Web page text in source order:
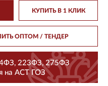
КУПИТЬ В 1 КЛИК
ОПТОМ/ ТЕНДЕР
223ФЗ, 275ФЗ
на АСТ ГОЗ